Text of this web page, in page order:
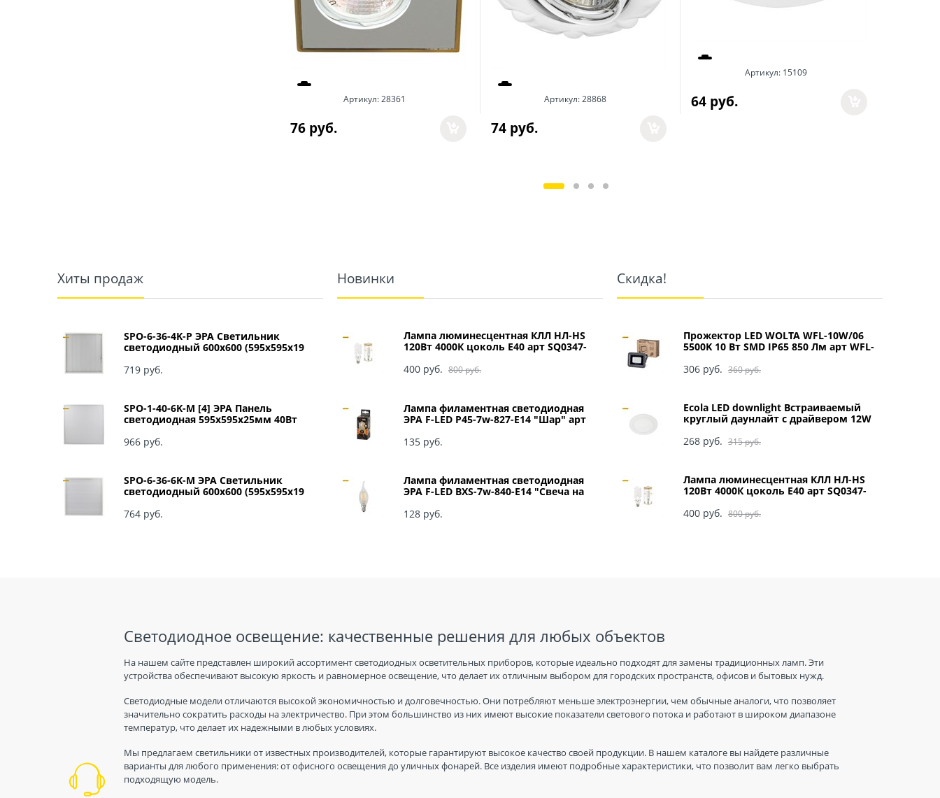
Артикул:28361
76 руб.
Артикул:28868
74 руб.
Артикул: 15109
64 руб.
Хиты продаж
SPO-6-36-4K-P ЭРА Светильник
светодиодный 600х600 (595x595x19
Призма Б0039057
719 руб.
SPO-1-40-6K-M [4] ЭРА Панель
светодиодная 595x595x25мм 40Вт
966 руб.
SPO-6-36-6K-M ЭРА Светильник
светодиодный 600х600 (595x595x19
Матовый Б0039318
764 руб.
Новинки
Лампа люминесцентная КЛЛ НЛ-HS
120Вт 4000К цоколь Е40 арт SQ0347-
800 руб.
400 руб.
Лампа филаментная светодиодная
ЭРА F-LED P45-7w-827-E14 "Шар" арт
135 руб.
Лампа филаментная светодиодная
ЭРА F-LED BXS-7w-840-E14 "Свеча на
128 руб.
Скидка!
Прожектор LED WOLTA WFL-10W/06
5500K 10 Вт SMD IP65 850 Лм арт WFL-
360 руб.
306 руб.
Ecola LED downlight Встраиваемый
круглый даунлайт с драйвером 12W
315 руб.
268 руб.
Лампа люминесцентная КЛЛ НЛ-HS
120Вт 4000К цоколь Е40 арт SQ0347-
800 руб.
400 руб.
Светодиодное освещение: качественные решения для любых объектов
На нашем сайте представлен широкий ассортимент светодиодных осветительных приборов, которые идеально подходят для замены традиционных ламп. Эти
устройства обеспечивают высокую яркость и равномерное освещение, что делает их отличным выбором для городских пространств, офисов и бытовых нужд.
Светодиодные модели отличаются высокой экономичностью и долговечностью. Они потребляют меньше электроэнергии, чем обычные аналоги, что позволяет
значительно сократить расходы на электричество. При этом большинство из них имеют высокие показатели светового потока и работают в широком диапазоне
температур, что делает их надежными в любых условиях.
Мы предлагаем светильники от известных производителей, которые гарантируют высокое качество своей продукции. В нашем каталоге вы найдете различные
варианты для любого применения: от офисного освещения до уличных фонарей. Все изделия имеют подробные характеристики, что позволит вам легко выбрать
подходящую модель.